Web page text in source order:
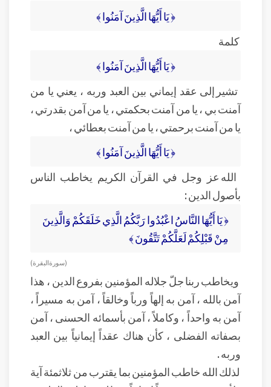
﴿ يَا أَيُّهَا الَّذِينَ آمَنُوا ﴾
كلمة
﴿ يَا أَيُّهَا الَّذِينَ آمَنُوا ﴾
تشير إلى عقد إيماني بين العبد وربه ، يعني يا من
آمنت بي ، يا من آمنت بحكمتي ، يا من آمن بقدرتي ،
يا من آمنت برحمتي ، يا من آمنت بعطائي ،
﴿ يَا أَيُّهَا الَّذِينَ آمَنُوا ﴾
الله عز وجل في القرآن الكريم يخاطب الناس
بأصول الدين :
﴿ يَا أَيُّهَا النَّاسُ اعْبُدُوا رَبَّكُمُ الَّذِي خَلَقَكُمْ وَالَّذِينَ
مِنْ قَبْلِكُمْ لَعَلَّكُمْ تَتَّقُونَ ﴾
( سورة البقرة )
ويخاطب ربنا جلّ جلاله المؤمنين بفروع الدين ، هذا
آمن بالله ، آمن به إلهاً ورباً وخالقاً ، آمن به مسيراً ،
آمن به واحداً ، وكاملاً ، آمن بأسمائه الحسنى ، آمن
بصفاته الفضلى ، كأن هناك عقداً إيمانياً بين العبد
وربه .
لذلك الله خاطب المؤمنين بما يقترب من ثلاثمئة آية